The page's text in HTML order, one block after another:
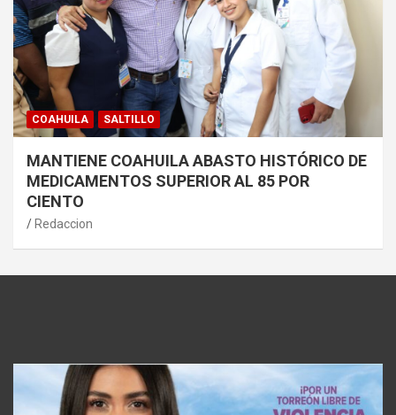
COAHUILA SALTILLO
MANTIENE COAHUILA ABASTO HISTÓRICO DE
MEDICAMENTOS SUPERIOR AL 85 POR
CIENTO
Redaccion